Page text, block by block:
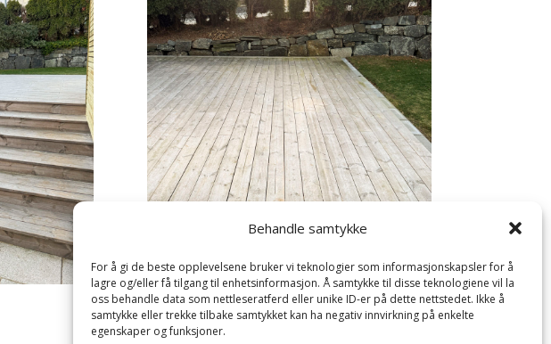
Behandle samtykke
For å gi de beste opplevelsene bruker vi teknologier som informasjonskapsler for å
lagre og/eller få tilgang til enhetsinformasjon. Å samtykke til disse teknologiene vil la
oss behandle data som nettleseratferd eller unike ID-er på dette nettstedet. Ikke å
samtykke eller trekke tilbake samtykket kan ha negativ innvirkning på enkelte
egenskaper og funksjoner.